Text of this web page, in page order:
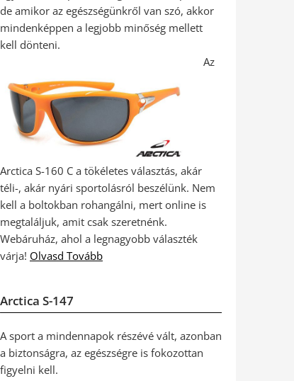
de amikor az egészségünkről van szó, akkor
mindenképpen a legjobb minőség mellett
kell dönteni.
Az
Arctica S-160 C a tökéletes választás, akár
téli-, akár nyári sportolásról beszélünk. Nem
kell a boltokban rohangálni, mert online is
megtaláljuk, amit csak szeretnénk.
Webáruház, ahol a legnagyobb választék
várja! Olvasd Tovább
Arctica S-147
A sport a mindennapok részévé vált, azonban
a biztonságra, az egészségre is fokozottan
figyelni kell.